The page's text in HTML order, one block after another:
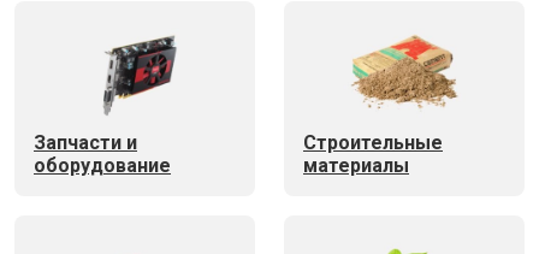
Запчасти и
оборудование
Строительные
материалы